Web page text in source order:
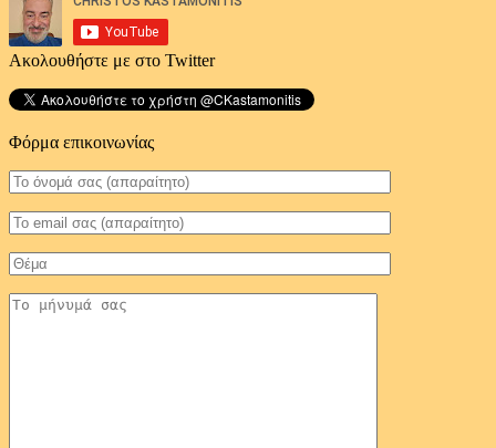
Ακολουθήστε με στο Twitter
Φόρμα επικοινωνίας